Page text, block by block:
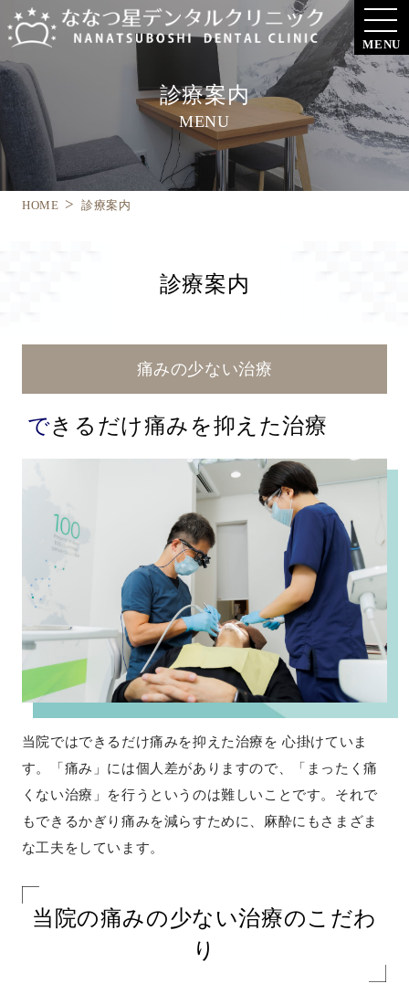
MENU
診療案内
MENU
HOME 診療案内
診療案内
痛みの少ない治療
できるだけ痛みを抑えた治療
当院ではできるだけ痛みを抑えた治療を 心掛けていま
す。「痛み」には個人差がありますので、「まったく痛
くない治療」を行うというのは難しいことです。それで
もできるかぎり痛みを減らすために、麻酔にもさまざま
な工夫をしています。
当院の痛みの少ない治療のこだわ
り